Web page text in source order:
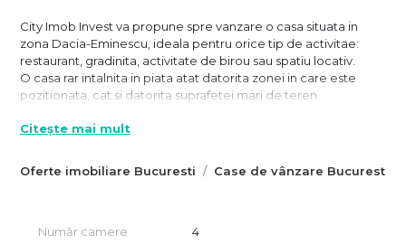
Oferte imobiliare Bucuresti Case de vânzare Bucuresti
City Imob Invest va propune spre vanzare o casa situata in
zona Dacia-Eminescu, ideala pentru orice tip de activitae:
restaurant, gradinita, activitate de birou sau spatiu locativ.
O casa rar intalnita in piata atat datorita zonei in care este
pozitionata, cat si datorita suprafetei mari de teren.
Casa a functionat ca restaurant pana de curand si este dispusa
- Subsol - 36 mp;
care dubleaza suprafata parterului.
Citește mai mult
Număr camere 4